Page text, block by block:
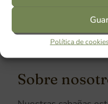
Política de
Sobre